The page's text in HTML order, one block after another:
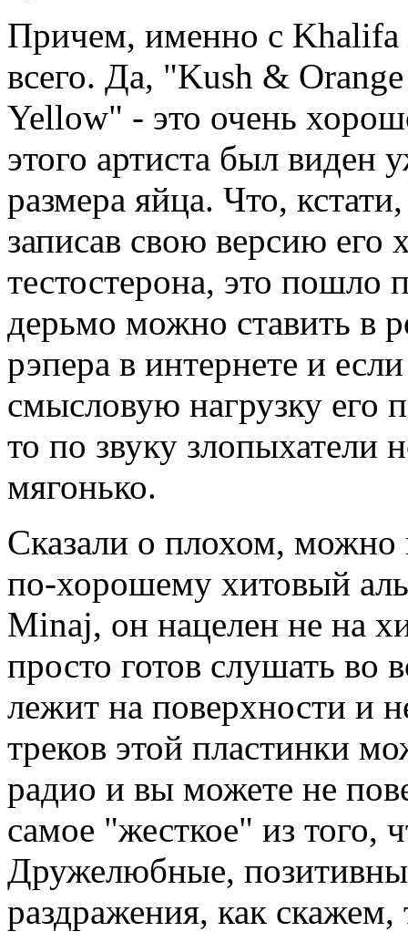
Причем, именно с
всего. Да, "Kush &
Yellow" - это очень
этого артиста был виден
размера яйца. Что,
записав свою версию его
тестостерона, это пошло
дерьмо можно ставить в
рэпера в интернете и
смысловую нагрузку его
то по звуку злопыхатели
мягонько.
Сказали о плохом,
по-хорошему хитовый
Minaj, он нацелен не на
просто готов слушать во
лежит на поверхности и
треков этой пластинки
радио и вы можете не
самое "жесткое" из того,
Дружелюбные,
раздражения, как